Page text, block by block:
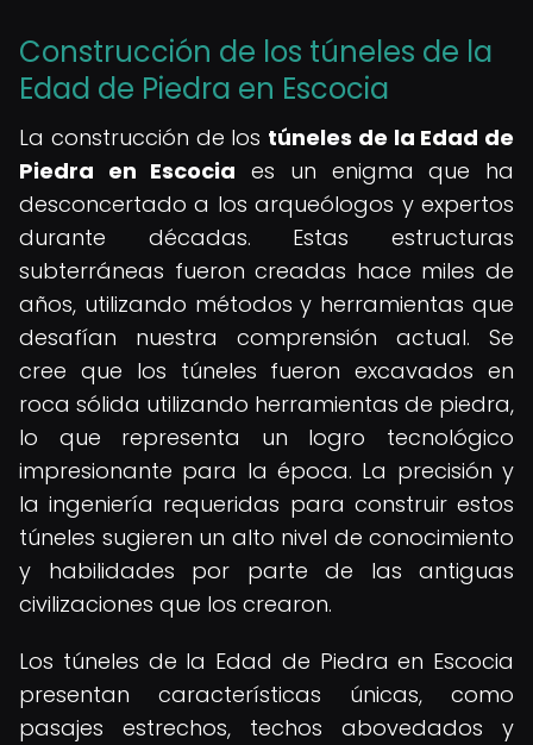
Construcción de los túneles de la
Edad de Piedra en Escocia
La construcción de los túneles de la Edad de
Piedra en Escocia es un enigma que ha
desconcertado a los arqueólogos y expertos
durante décadas. Estas estructuras
subterráneas fueron creadas hace miles de
años, utilizando métodos y herramientas que
desafían nuestra comprensión actual. Se
cree que los túneles fueron excavados en
roca sólida utilizando herramientas de piedra,
lo que representa un logro tecnológico
impresionante para la época. La precisión y
la ingeniería requeridas para construir estos
túneles sugieren un alto nivel de conocimiento
y habilidades por parte de las antiguas
civilizaciones que los crearon.
Los túneles de la Edad de Piedra en Escocia
presentan características únicas, como
pasajes estrechos, techos abovedados y